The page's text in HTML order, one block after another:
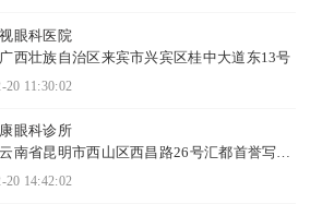
眼科医院
西壮族自治区来宾市兴宾区桂中大道东13号
20 11:30:02
眼科诊所
南省昆明市西山区西昌路26号汇都首誉写字
20 14:42:02